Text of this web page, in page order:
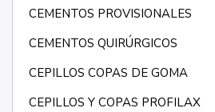
CEMENTOS PROVISIONALES
CEMENTOS QUIRÚRGICOS
CEPILLOS COPAS DE GOMA
CEPILLOS Y COPAS PROFILAX